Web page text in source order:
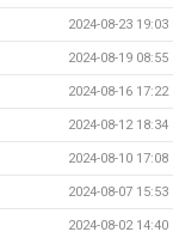
2024-08-23 19:03
2024-08-19 08:55
2024-08-16 17:22
2024-08-12 18:34
2024-08-10 17:08
2024-08-07 15:53
2024-08-02 14:40